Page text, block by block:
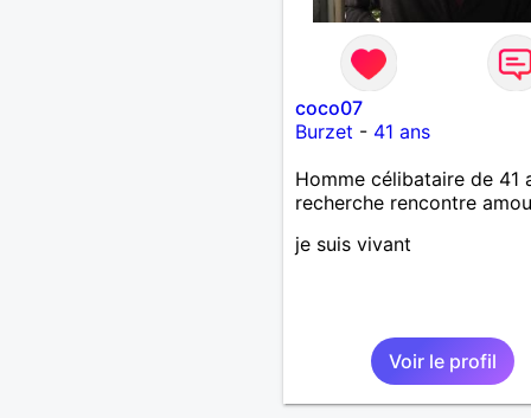
coco07
Burzet - 41 ans
Homme célibataire de 41
recherche rencontre
je suis vivant
Voir le profil